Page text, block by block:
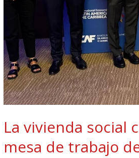
La vivienda social
mesa de trabajo
del
CAF